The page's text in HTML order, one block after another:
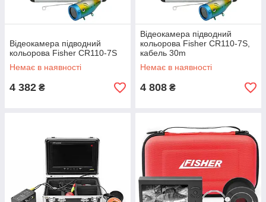
Відеокамера підводний
кольорова Fisher CR110-7S
Немає в наявності
4 382 ₴
Відеокамера підводний
кольорова Fisher CR110-7S,
кабель 30m
Немає в наявності
4 808 ₴